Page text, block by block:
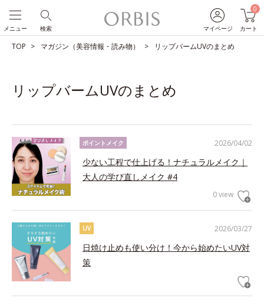
マイページ
0
カート
検索
メニュー
TOP マガジン（美容情報・読み物） リップバームUVのまとめ
リップバームUVのまとめ
2026/04/02
ポイントメイク
少ない工程で仕上げる！ナチュラルメイク｜
大人の学び直しメイク #4
0 view
2026/03/27
UV
日焼け止めも使い分け！今から始めたいUV対
策